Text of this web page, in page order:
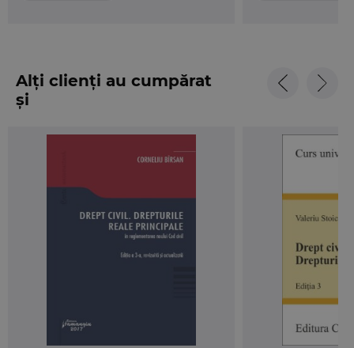
Alți clienți au cumpărat
și